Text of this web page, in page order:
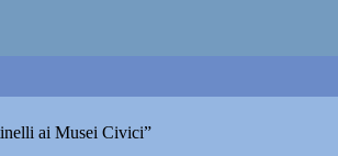
ai Musei Civici”